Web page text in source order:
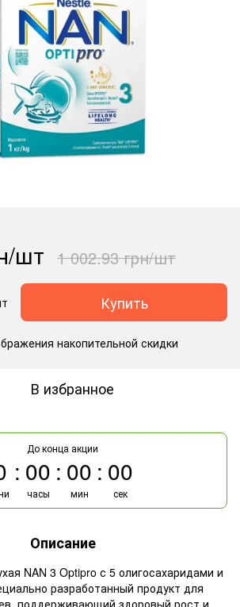
шт 1 002.93 грн/шт
Купить
накопительной скидки
В избранное
До конца акции
00
часы
00
мин
00
сек
Описание
NAN 3 Optipro с 5 олигосахаридами и
разработанный продукт для
поддерживающий здоровый рост и